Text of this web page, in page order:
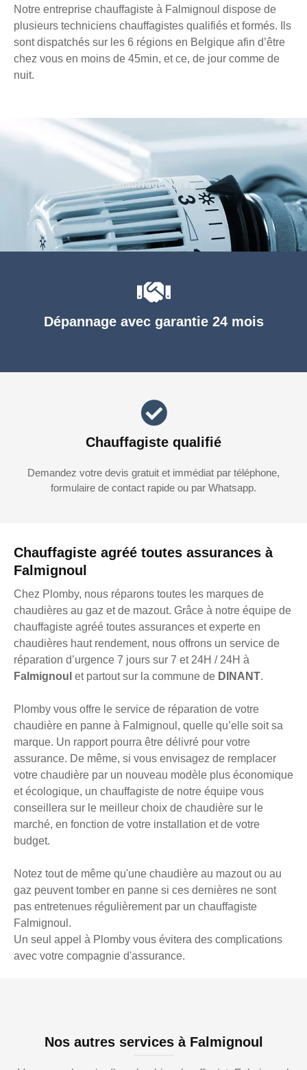
Notre entreprise chauffagiste à Falmignoul dispose de
plusieurs techniciens chauffagistes qualifiés et formés. Ils
sont dispatchés sur les 6 régions en Belgique afin d’être
chez vous en moins de 45min, et ce, de jour comme de
nuit.
Chauffagiste agréé toutes assurances à
Falmignoul
Chez Plomby, nous réparons toutes les marques de
chaudières au gaz et de mazout. Grâce à notre équipe de
chauffagiste agréé toutes assurances et experte en
chaudières haut rendement, nous offrons un service de
réparation d’urgence 7 jours sur 7 et 24H / 24H à
Falmignoul et partout sur la commune de DINANT.
Plomby vous offre le service de réparation de votre
chaudière en panne à Falmignoul, quelle qu’elle soit sa
marque. Un rapport pourra être délivré pour votre
assurance. De même, si vous envisagez de remplacer
votre chaudière par un nouveau modèle plus économique
et écologique, un chauffagiste de notre équipe vous
conseillera sur le meilleur choix de chaudière sur le
marché, en fonction de votre installation et de votre
budget.
Notez tout de même qu'une chaudière au mazout ou au
gaz peuvent tomber en panne si ces dernières ne sont
pas entretenues régulièrement par un chauffagiste
Falmignoul.
Un seul appel à Plomby vous évitera des complications
avec votre compagnie d'assurance.
Dépannage avec garantie 24 mois
Chauffagiste qualifié
Demandez votre devis gratuit et immédiat par téléphone,
formulaire de contact rapide ou par Whatsapp.
Chauffage agréé
Nos autres services à Falmignoul